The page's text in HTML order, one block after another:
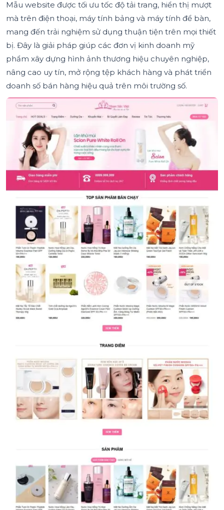
Mẫu website được tối ưu tốc độ tải trang, hiển thị mượt
mà trên điện thoại, máy tính bảng và máy tính để bàn,
mang đến trải nghiệm sử dụng thuận tiện trên mọi thiết
bị. Đây là giải pháp giúp các đơn vị kinh doanh mỹ
phẩm xây dựng hình ảnh thương hiệu chuyên nghiệp,
nâng cao uy tín, mở rộng tệp khách hàng và phát triển
doanh số bán hàng hiệu quả trên môi trường số.